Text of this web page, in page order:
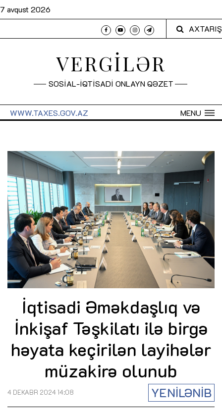
7 avqust 2026
AXTARIŞ
VERGİLƏR
SOSİAL-İQTİSADİ ONLAYN QƏZET
MENU
WWW.TAXES.GOV.AZ
İqtisadi Əməkdaşlıq və
İnkişaf Təşkilatı ilə birgə
həyata keçirilən layihələr
müzakirə olunub
YENİLƏNİB
4 DEKABR 2024 14:08